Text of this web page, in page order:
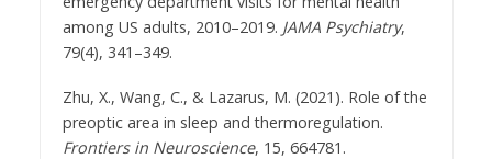
among US adults, 2010–2019. JAMA Psychiatry,
79(4), 341–349.
Zhu, X., Wang, C., & Lazarus, M. (2021). Role of the
preoptic area in sleep and thermoregulation.
Frontiers in Neuroscience, 15, 664781.